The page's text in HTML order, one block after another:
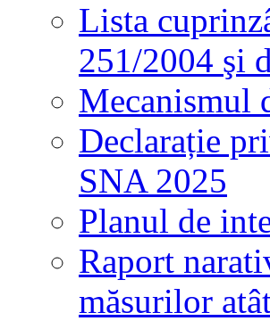
Lista
251/2004 şi
Mecanismul
Declarație
SNA 2025
Planul de
Raport
măsurilor